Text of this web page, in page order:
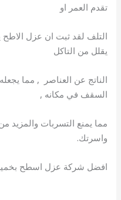
تقدم العمر او
التلف لقد ثبت ان عزل
يقلل من التاكل
الناتج عن العناصر , مما
السقف في مكانه ,
مما يمنع التسربات والمزيد
واسرتك.
افضل شركة عزل اسطح